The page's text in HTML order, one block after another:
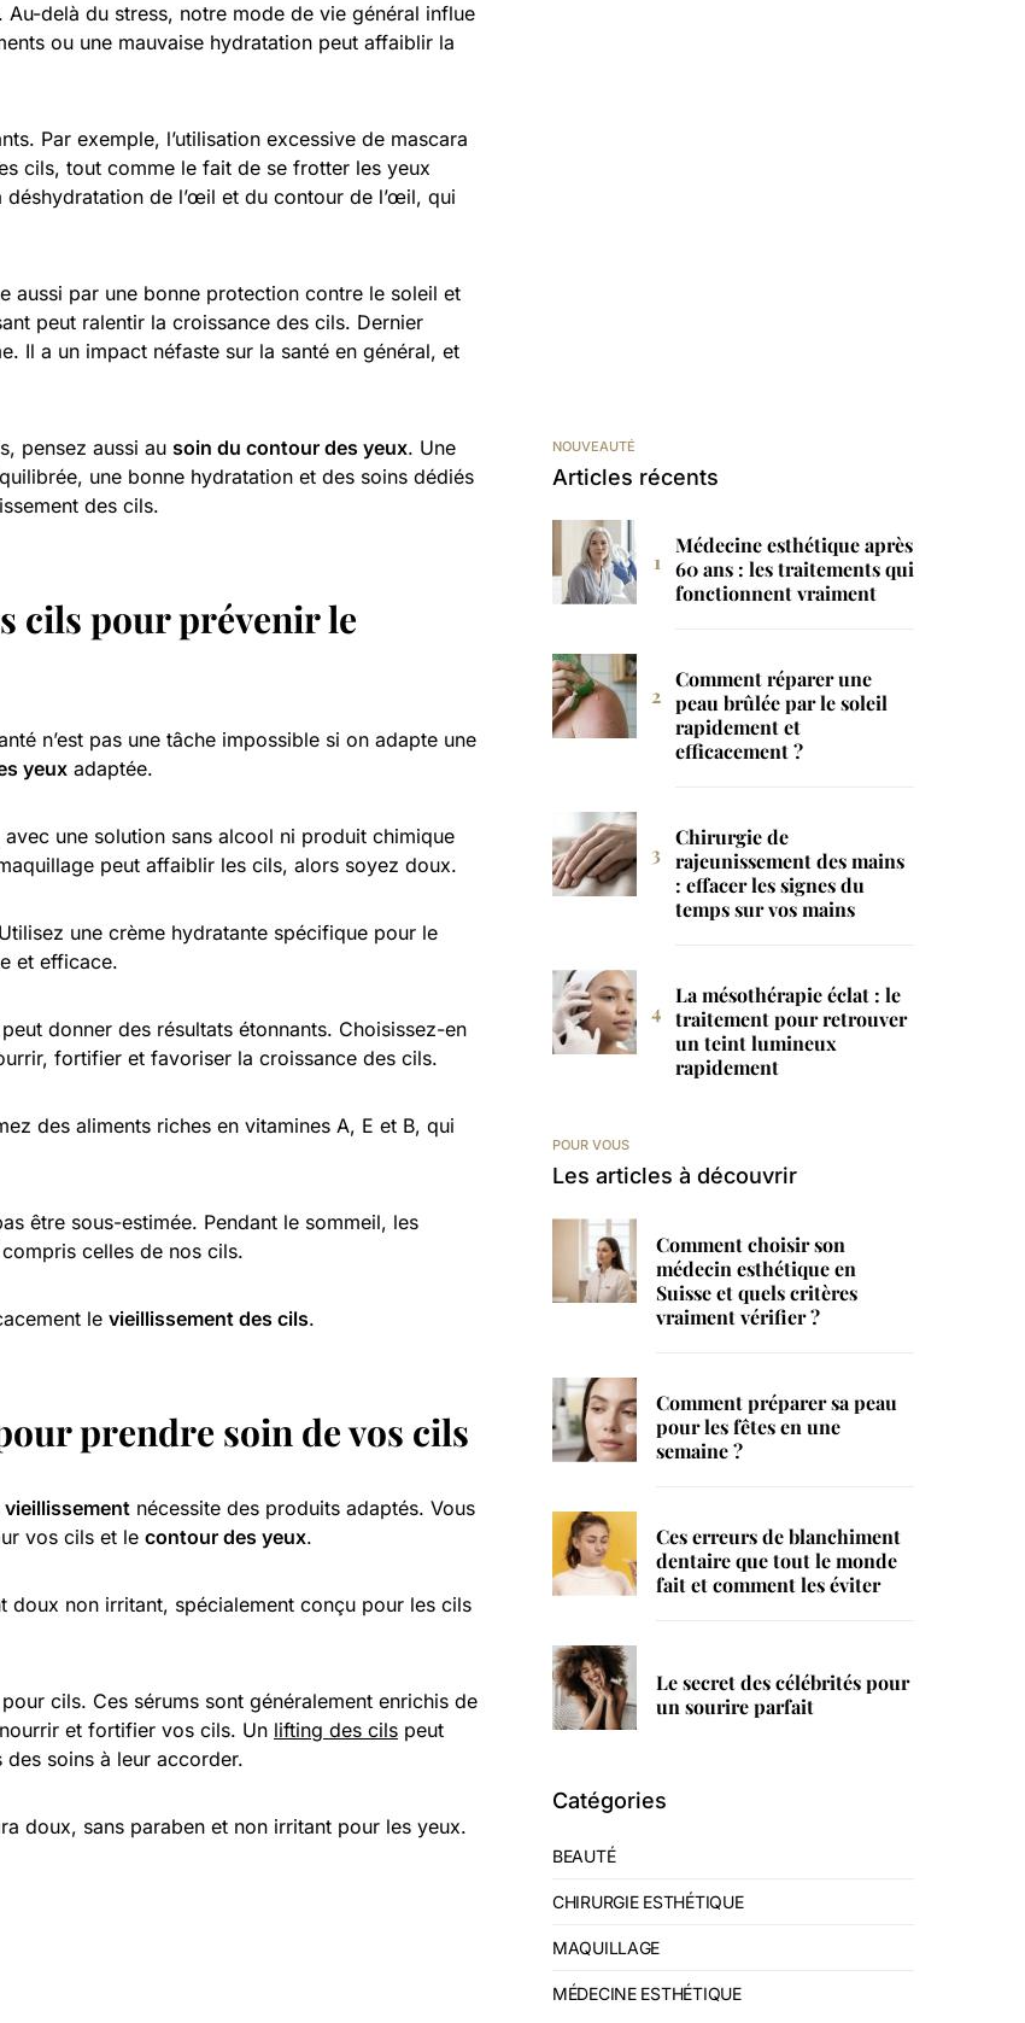
delà du stress, notre mode de vie général influe
ou une mauvaise hydratation peut affaiblir la
Par exemple, l’utilisation excessive de mascara
cils, tout comme le fait de se frotter les yeux
de l’œil et du contour de l’œil, qui
aussi par une bonne protection contre le soleil et
peut ralentir la croissance des cils. Dernier
Il a un impact néfaste sur la santé en général, et
pensez aussi au soin du contour des yeux. Une
une bonne hydratation et des soins dédiés
des cils.
cils pour prévenir le
n’est pas une tâche impossible si on adapte une
yeux adaptée.
une solution sans alcool ni produit chimique
peut affaiblir les cils, alors soyez doux.
une crème hydratante spécifique pour le
et efficace.
donner des résultats étonnants. Choisissez-en
fortifier et favoriser la croissance des cils.
des aliments riches en vitamines A, E et B, qui
être sous-estimée. Pendant le sommeil, les
celles de nos cils.
le vieillissement des cils.
prendre soin de vos cils
vieillissement nécessite des produits adaptés. Vous
vos cils et le contour des yeux.
doux non irritant, spécialement conçu pour les cils
cils. Ces sérums sont généralement enrichis de
et fortifier vos cils. Un lifting des cils peut
soins à leur accorder.
doux, sans paraben et non irritant pour les yeux.
NOUVEAUTÉ
Articles récents
Médecine esthétique après
60 ans : les traitements qui
fonctionnent vraiment
Comment réparer une
peau brûlée par le soleil
rapidement et
efficacement ?
Chirurgie de
rajeunissement des mains
: effacer les signes du
temps sur vos mains
La mésothérapie éclat : le
traitement pour retrouver
un teint lumineux
rapidement
POUR VOUS
Les articles à découvrir
Comment choisir son
médecin esthétique en
Suisse et quels critères
vraiment vérifier ?
Comment préparer sa peau
pour les fêtes en une
semaine ?
Ces erreurs de blanchiment
dentaire que tout le monde
fait et comment les éviter
Le secret des célébrités pour
un sourire parfait
Catégories
BEAUTÉ
CHIRURGIE ESTHÉTIQUE
MAQUILLAGE
MÉDECINE ESTHÉTIQUE